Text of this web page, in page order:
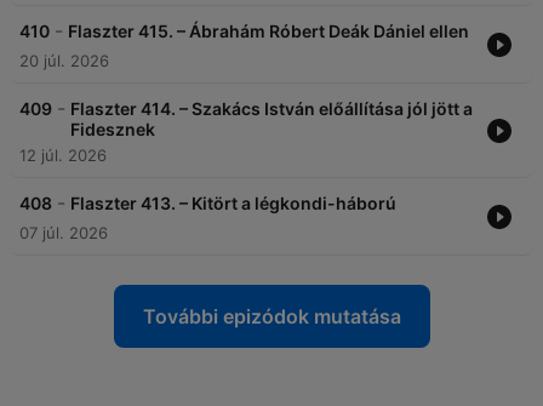
410 - Flaszter 415. – Ábrahám Róbert Deák Dániel ellen
20 júl. 2026
409 - Flaszter 414. – Szakács István előállítása jól jött a
Fidesznek
12 júl. 2026
408 - Flaszter 413. – Kitört a légkondi-háború
07 júl. 2026
További epizódok mutatása